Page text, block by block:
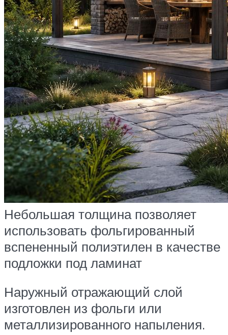
Небольшая толщина позволяет
использовать фольгированный
вспененный полиэтилен в качестве
подложки под ламинат
Наружный отражающий слой
изготовлен из фольги или
металлизированного напыления.